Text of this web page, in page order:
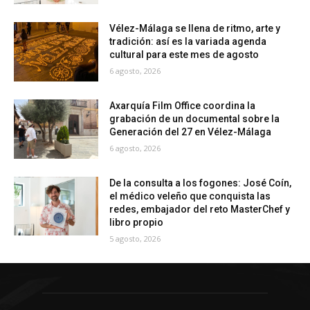
Vélez-Málaga se llena de ritmo, arte y
tradición: así es la variada agenda
cultural para este mes de agosto
6 agosto, 2026
Axarquía Film Office coordina la
grabación de un documental sobre la
Generación del 27 en Vélez-Málaga
6 agosto, 2026
De la consulta a los fogones: José Coín,
el médico veleño que conquista las
redes, embajador del reto MasterChef y
libro propio
5 agosto, 2026